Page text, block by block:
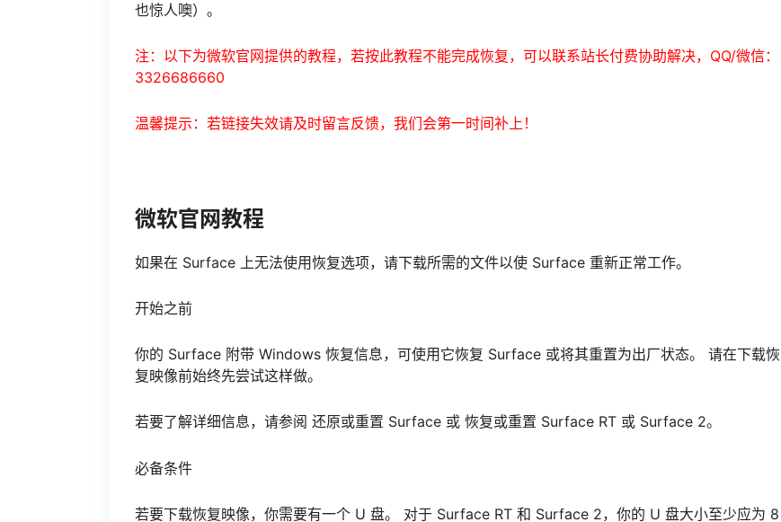
也惊人噢）。
注：以下为微软官网提供的教程，若按此教程不能完成恢复，可以联系站长付费协助解决，QQ/微信：
3326686660
温馨提示：若链接失效请及时留言反馈，我们会第一时间补上！
微软官网教程
如果在 Surface 上无法使用恢复选项，请下载所需的文件以使 Surface 重新正常工作。
开始之前
你的 Surface 附带 Windows 恢复信息，可使用它恢复 Surface 或将其重置为出厂状态。 请在下载恢
复映像前始终先尝试这样做。
若要了解详细信息，请参阅 还原或重置 Surface 或 恢复或重置 Surface RT 或 Surface 2。
必备条件
若要下载恢复映像，你需要有一个 U 盘。 对于 Surface RT 和 Surface 2，你的 U 盘大小至少应为 8